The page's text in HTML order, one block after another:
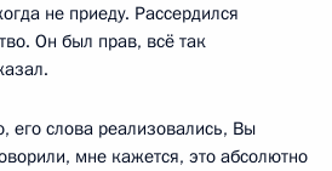
не приеду. Рассердился
Он был прав, всё так
его слова реализовались, Вы
мне кажется, это абсолютно